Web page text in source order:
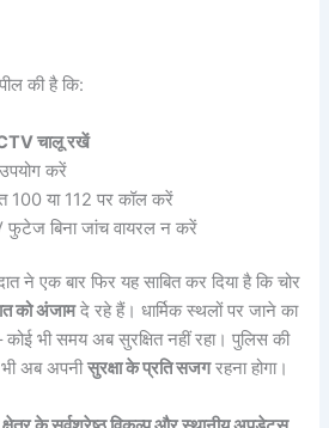
की है कि:
चालू रखें
करें
100 या 112 पर कॉल करें
फुटेज बिना जांच वायरल न करें
ने एक बार फिर यह साबित कर दिया है कि चोर
को अंजामदे रहे हैं। धार्मिक स्थलों पर जाने का
– कोई भी समय अब सुरक्षित नहीं रहा। पुलिस की
भी अब अपनीसुरक्षा के प्रति सजगरहना होगा।